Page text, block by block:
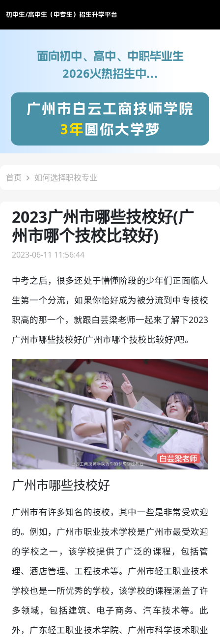
初中生/高中生（中专生）招生升学平台
面向初中、高中、中职毕业生
2026火热招生中...
广州市白云工商技师学院
3年圆你大学梦
首页 如何选择职校专业
2023广州市哪些技校好(广
州市哪个技校比较好)
2023-06-11 11:56:44
中考之后，很多还处于懵懂阶段的少年们正面临人
生第一个分流，如果你恰好成为被分流到中专技校
职高的那一个，就跟白芸梁老师一起来了解下2023
广州市哪些技校好(广州市哪个技校比较好)吧。
广州市哪些技校好
广州市有许多知名的技校，其中一些是非常受欢迎
的。例如，广州市职业技术学校是广州市最受欢迎
的学校之一，该学校提供了广泛的课程，包括管
理、酒店管理、工程技术等。广州市轻工职业技术
学校也是一所优秀的学校，该学校的课程涵盖了许
多领域，包括建筑、电子商务、汽车技术等。此
外，广东轻工职业技术学院、广州市科学技术职业